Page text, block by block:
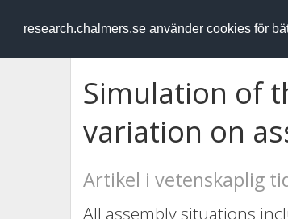
research.chalmers.se använder cookies för
RESEARCH.chalmers.se
Simulation of
variation on
Artikel i vetenskaplig
All assembly situations